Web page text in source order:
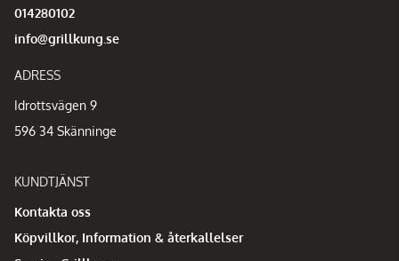
014280102
info@grillkung.se
ADRESS
Idrottsvägen 9
596 34 Skänninge
KUNDTJÄNST
Kontakta oss
Köpvillkor, Information & återkallelser